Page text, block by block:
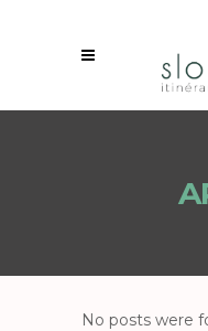
No posts were